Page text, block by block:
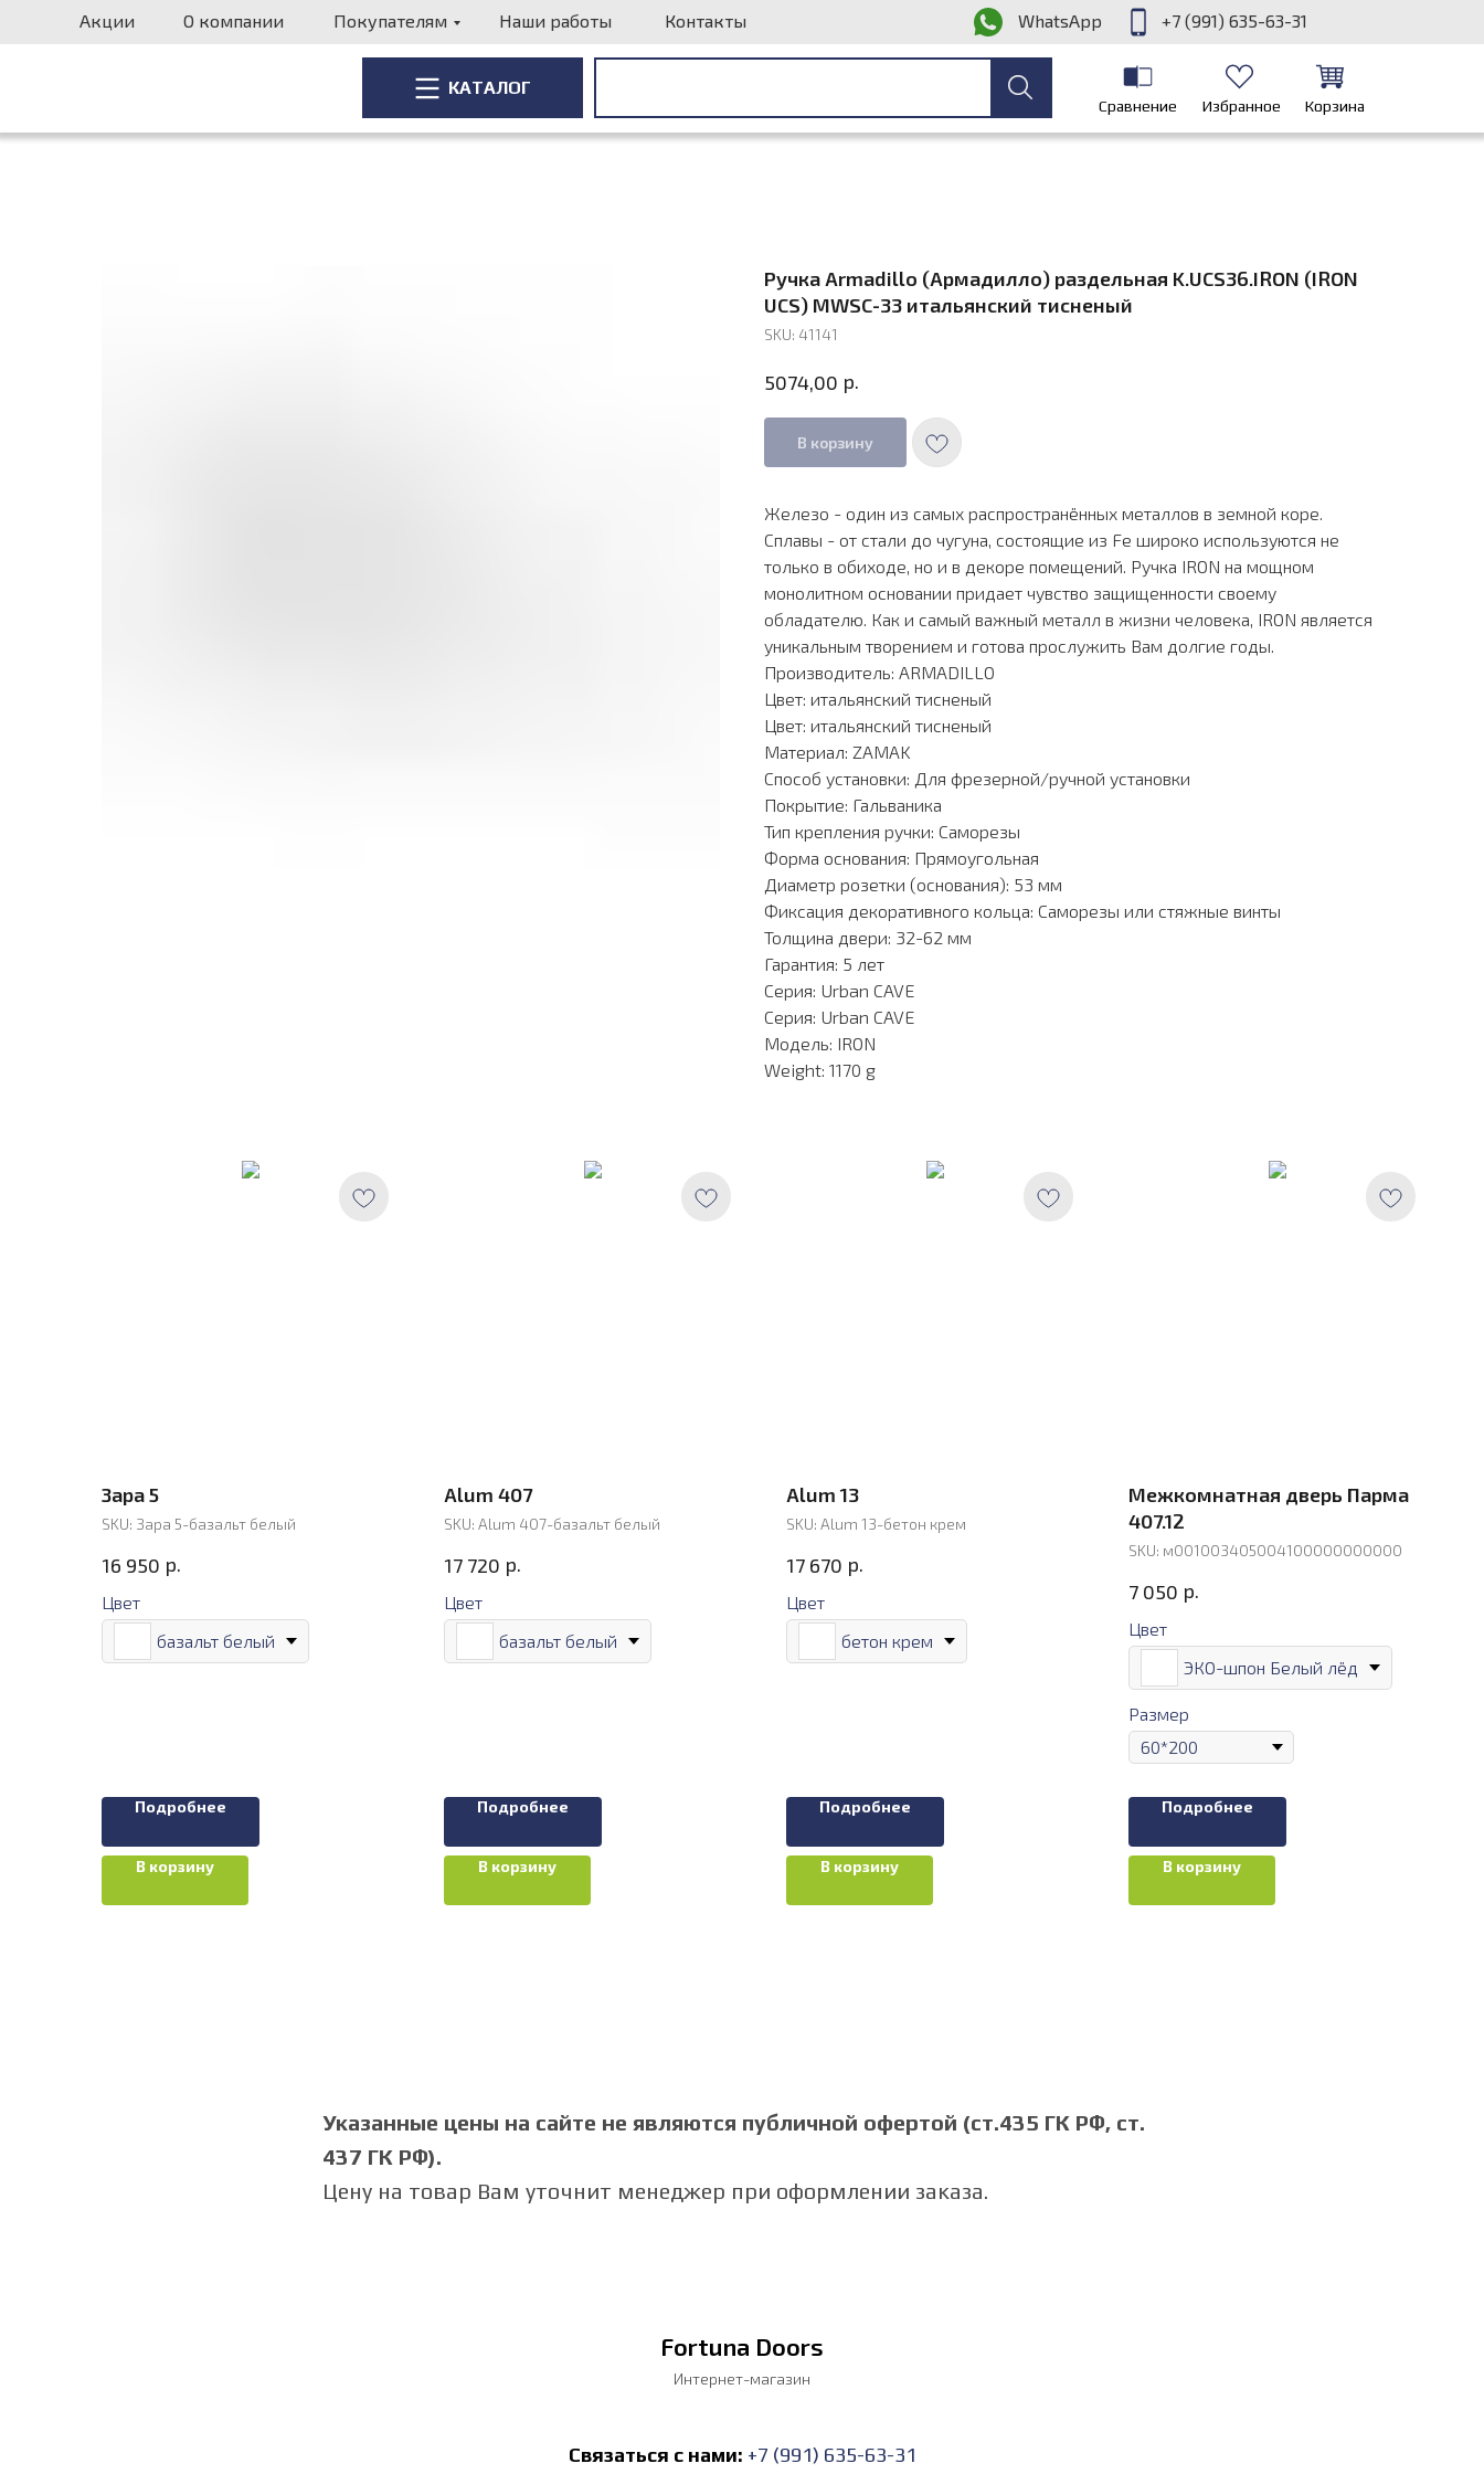
Акции О компании Покупателям Наши работы Контакты WhatsApp +7 (991) 635-63-31
КАТАЛОГ
Сравнение Избранное Корзина
Ручка Armadillo (Армадилло) раздельная K.UCS36.IRON (IRON
UCS) MWSC-33 итальянский тисненый
SKU: 41141
5074,00 р.
В корзину
Железо - один из самых распространённых металлов в земной коре.
Сплавы - от стали до чугуна, состоящие из Fe широко используются не
только в обиходе, но и в декоре помещений. Ручка IRON на мощном
монолитном основании придает чувство защищенности своему
обладателю. Как и самый важный металл в жизни человека, IRON является
уникальным творением и готова прослужить Вам долгие годы.
Производитель: ARMADILLO
Цвет: итальянский тисненый
Цвет: итальянский тисненый
Материал: ZAMAK
Способ установки: Для фрезерной/ручной установки
Покрытие: Гальваника
Тип крепления ручки: Саморезы
Форма основания: Прямоугольная
Диаметр розетки (основания): 53 мм
Фиксация декоративного кольца: Саморезы или стяжные винты
Толщина двери: 32-62 мм
Гарантия: 5 лет
Серия: Urban CAVE
Серия: Urban CAVE
Модель: IRON
Weight: 1170 g
Зара 5
SKU: Зара 5-базальт белый
16 950 р.
Цвет
базальт белый
Подробнее
В корзину
Alum 407
SKU: Alum 407-базальт белый
17 720 р.
Цвет
базальт белый
Подробнее
В корзину
Alum 13
SKU: Alum 13-бетон крем
17 670 р.
Цвет
бетон крем
Подробнее
В корзину
Межкомнатная дверь Парма
407.12
SKU: м001003405004100000000000
7 050 р.
Цвет
ЭКО-шпон Белый лёд
Размер
Подробнее
В корзину
Указанные цены на сайте не являются публичной офертой (ст.435 ГК РФ, cт.
437 ГК РФ).
Цену на товар Вам уточнит менеджер при оформлении заказа.
Fortuna Doors
Интернет-магазин
Связаться с нами: +7 (991) 635-63-31